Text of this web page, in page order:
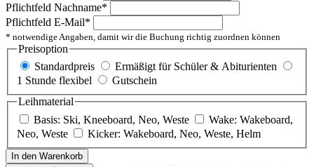
Pflichtfeld Nachname*
Pflichtfeld E-Mail*
* notwendige Angaben, damit wir die Buchung richtig zuordnen können
Preisoption
Standardpreis
Ermäßigt für Schüler & Abiturienten
1 Stunde flexibel
Gutschein
Leihmaterial
Basis: Ski, Kneeboard, Neo, Weste
Wake: Wakeboard,
Neo, Weste
Kicker: Wakeboard, Neo, Weste, Helm